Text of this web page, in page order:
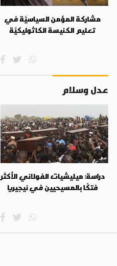
مشاركة المؤمن السياسيَّة في
تعليم الكنيسة الكاثوليكيَّة
عدل وسلام
دراسة: ميليشيات الفولاني الأكثر
فتكًا بالمسيحيين في نيجيريا